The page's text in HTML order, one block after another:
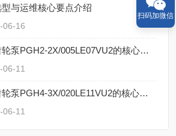
与运维核心要点介绍
06-16
德国力士乐内齿轮泵PGH2-2X/005LE07VU2的核心特点
06-11
德国力士乐内齿轮泵PGH4-3X/020LE11VU2的核心技术
06-11
扫码加微信